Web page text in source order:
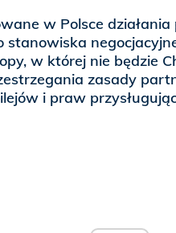
w Polsce
stanowiska
w której nie będzie
zasady
i praw